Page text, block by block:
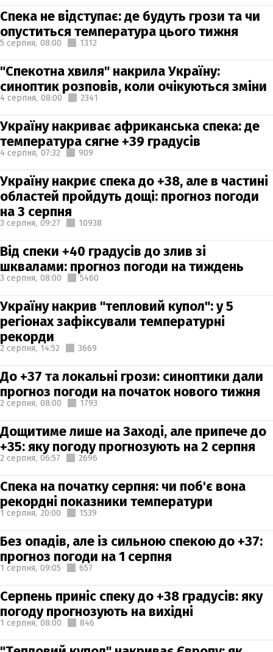
Спека не відступає: де будуть грози та чи
опуститься температура цього тижня
5 серпня, 08:00 1312
"Спекотна хвиля" накрила Україну:
синоптик розповів, коли очікуються зміни
4 серпня, 08:00 2341
Україну накриває африканська спека: де
температура сягне +39 градусів
4 серпня, 07:32 909
Україну накриє спека до +38, але в частині
областей пройдуть дощі: прогноз погоди
на 3 серпня
3 серпня, 09:27 10938
Від спеки +40 градусів до злив зі
шквалами: прогноз погоди на тиждень
3 серпня, 08:00 5460
Україну накрив "тепловий купол": у 5
регіонах зафіксували температурні
рекорди
2 серпня, 14:52 3669
До +37 та локальні грози: синоптики дали
прогноз погоди на початок нового тижня
2 серпня, 08:00 1793
Дощитиме лише на Заході, але припече до
+35: яку погоду прогнозують на 2 серпня
2 серпня, 06:57 2696
Спека на початку серпня: чи поб'є вона
рекордні показники температури
1 серпня, 20:00 1539
Без опадів, але із сильною спекою до +37:
прогноз погоди на 1 серпня
1 серпня, 09:05 657
Серпень приніс спеку до +38 градусів: яку
погоду прогнозують на вихідні
1 серпня, 08:00 846